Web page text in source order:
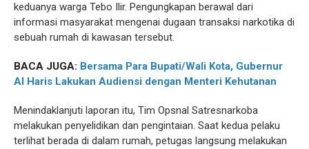
keduanya warga Tebo Ilir. Pengungkapan berawal dari
informasi masyarakat mengenai dugaan transaksi narkotika di
sebuah rumah di kawasan tersebut.
BACA JUGA: Bersama Para Bupati/Wali Kota, Gubernur
Al Haris Lakukan Audiensi dengan Menteri Kehutanan
Menindaklanjuti laporan itu, Tim Opsnal Satresnarkoba
melakukan penyelidikan dan pengintaian. Saat kedua pelaku
terlihat berada di dalam rumah, petugas langsung melakukan